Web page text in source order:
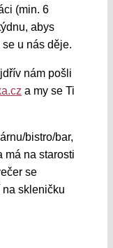
(min. 6
abys
u nás děje.
nám pošli
a my se Ti
bistro/bar,
má na starosti
se
na skleničku